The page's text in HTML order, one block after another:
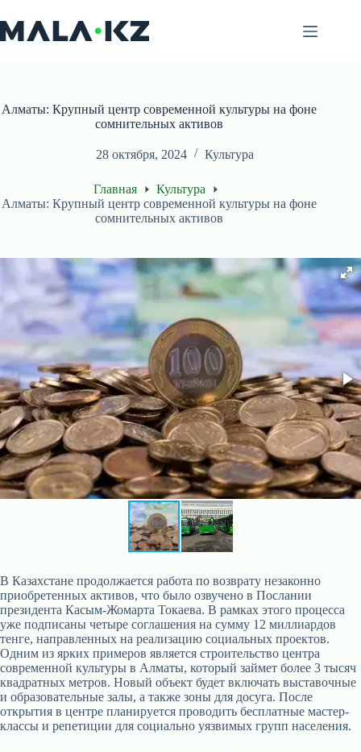
к
сути
Алматы: Крупный центр современной культуры на фоне
сомнительных активов
28 октября, 2024 Культура
Главная
Культура
Алматы: Крупный центр современной культуры на фоне
сомнительных активов
В Казахстане продолжается работа по возврату незаконно
приобретенных активов, что было озвучено в Послании
президента Касым-Жомарта Токаева. В рамках этого процесса
уже подписаны четыре соглашения на сумму 12 миллиардов
тенге, направленных на реализацию социальных проектов.
Одним из ярких примеров является строительство центра
современной культуры в Алматы, который займет более 3 тысяч
квадратных метров. Новый объект будет включать выставочные
и образовательные залы, а также зоны для досуга. После
открытия в центре планируется проводить бесплатные мастер-
классы и репетиции для социально уязвимых групп населения.